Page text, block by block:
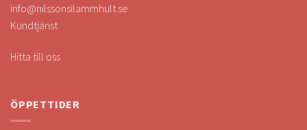
info@nilssonsilammhult.se
Kundtjänst
Hitta till oss
ÖPPETTIDER